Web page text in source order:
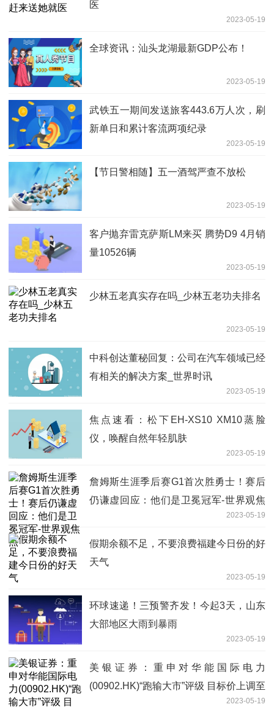
医
2023-05-19
全球资讯：汕头龙湖最新GDP公布！
2023-05-19
武铁五一期间发送旅客443.6万人次，刷
新单日和累计客流两项纪录
2023-05-19
【节日警相随】五一酒驾严查不放松
2023-05-19
客户抛弃雷克萨斯LM来买 腾势D9 4月销
量10526辆
2023-05-19
少林五老真实存在吗_少林五老功夫排名
2023-05-19
中科创达董秘回复：公司在汽车领域已经
有相关的解决方案_世界时讯
2023-05-19
焦点速看：松下EH-XS10 XM10蒸脸
仪，唤醒自然年轻肌肤
2023-05-19
詹姆斯生涯季后赛G1首次胜勇士！赛后
仍谦虚回应：他们是卫冕冠军-世界观焦
2023-05-19
假期余额不足，不要浪费福建今日份的好
天气
2023-05-19
环球速递！三预警齐发！今起3天，山东
大部地区大雨到暴雨
2023-05-19
美银证券：重申对华能国际电力
(00902.HK)“跑输大市”评级 目标价上调至
2023-05-19